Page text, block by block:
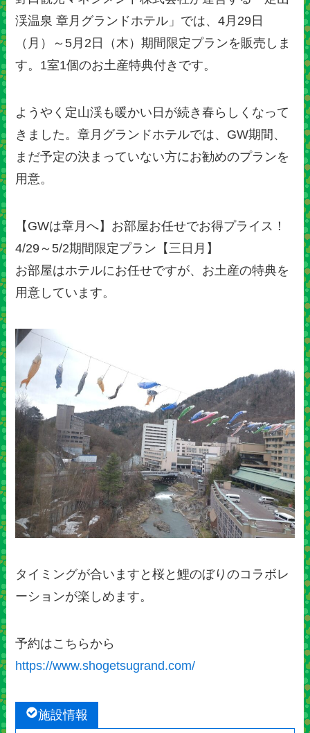
渓温泉 章月グランドホテル」では、4月29日
（月）～5月2日（木）期間限定プランを販売しま
す。1室1個のお土産特典付きです。
ようやく定山渓も暖かい日が続き春らしくなって
きました。章月グランドホテルでは、GW期間、
まだ予定の決まっていない方にお勧めのプランを
用意。
【GWは章月へ】お部屋お任せでお得プライス！
4/29～5/2期間限定プラン【三日月】
お部屋はホテルにお任せですが、お土産の特典を
用意しています。
タイミングが合いますと桜と鯉のぼりのコラボレ
ーションが楽しめます。
予約はこちらから
https://www.shogetsugrand.com/
施設情報